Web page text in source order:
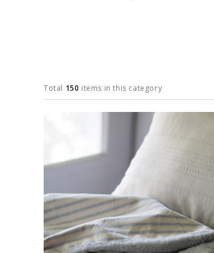
Total 150 items in this category